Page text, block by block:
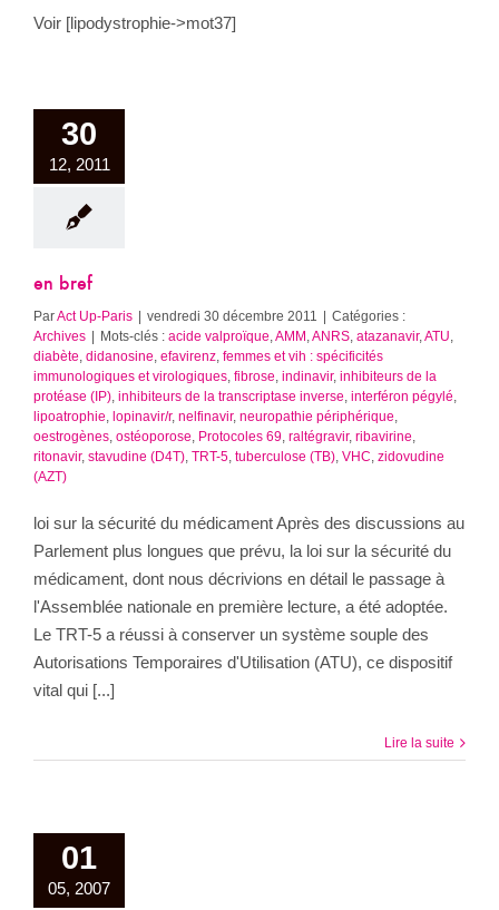
Voir [lipodystrophie->mot37]
30
12, 2011
en bref
ParAct Up-Paris | vendredi 30 décembre 2011 | Catégories :
Archives | Mots-clés : acide valproïque AMM ANRS atazanavir, ATU
diabète didanosine efavirenz femmes et vih : spécificités
immunologiques et virologiques fibrose indinavir, inhibiteurs de la
protéase (IP) inhibiteurs de la transcriptase inverse interféron pégylé
lipoatrophie lopinavir/r, nelfinavir, neuropathie périphérique
oestrogènes ostéoporose Protocoles 69 raltégravir, ribavirine
ritonavir, stavudine (D4T) TRT-5 tuberculose (TB) VHC zidovudine
(AZT)
loi sur la sécurité du médicament Après des discussions au
Parlement plus longues que prévu, la loi sur la sécurité du
médicament, dont nous décrivions en détail le passage à
l'Assemblée nationale en première lecture, a été adoptée.
Le TRT-5 a réussi à conserver un système souple des
Autorisations Temporaires d'Utilisation (ATU), ce dispositif
vital qui [...]
Lire la suite
01
05, 2007